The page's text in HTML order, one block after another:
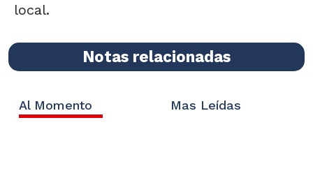
local.
Notas relacionadas
Al Momento Mas Leídas